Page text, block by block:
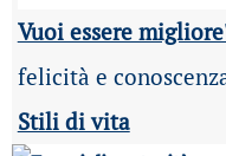
Vuoi essere
felicità e
Stili di vita